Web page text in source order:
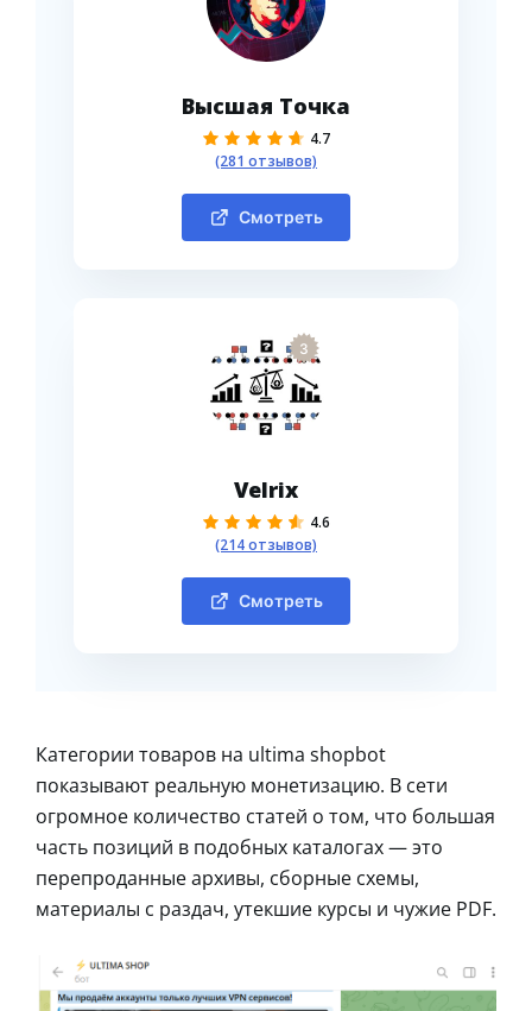
Высшая Точка
4.7
(281 отзывов)
Смотреть
3
Velrix
4.6
(214 отзывов)
Смотреть
Категории товаров на ultima shopbot
показывают реальную монетизацию. В сети
огромное количество статей о том, что большая
часть позиций в подобных каталогах — это
перепроданные архивы, сборные схемы,
материалы с раздач, утекшие курсы и чужие PDF.